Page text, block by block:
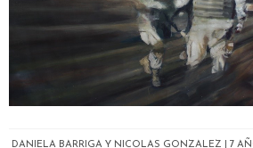
DANIELA BARRIGA Y NICOLAS GONZALEZ 7